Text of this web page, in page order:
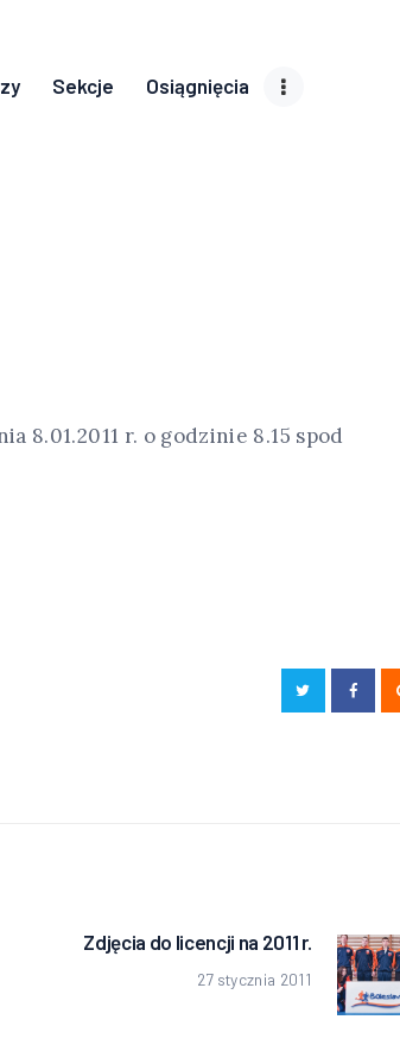
Sekcje Osiągnięcia
8.01.2011 r. o godzinie 8.15 spod
Następny
wpis:
Zdjęcia do licencji na 2011 r.
27 stycznia 2011